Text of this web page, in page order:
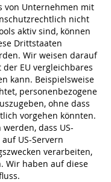
von Unternehmen mit
nicht
aktiv sind, können
Drittstaaten
Wir weisen darauf
EU vergleichbares
kann. Beispielsweise
personenbezogene
ohne dass
vorgehen könnten.
dass US-
US-Servern
verarbeiten,
Wir haben auf diese